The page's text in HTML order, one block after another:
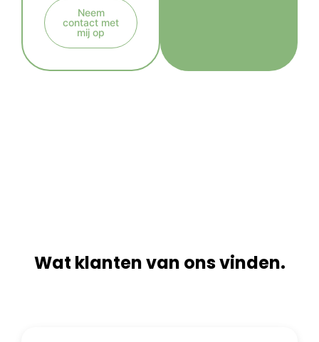
Neem
contact met
mij op
l
r
Wat klanten van ons vinden.